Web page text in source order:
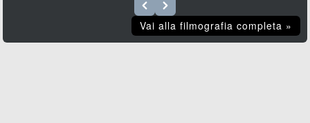
Vai alla filmografia completa »